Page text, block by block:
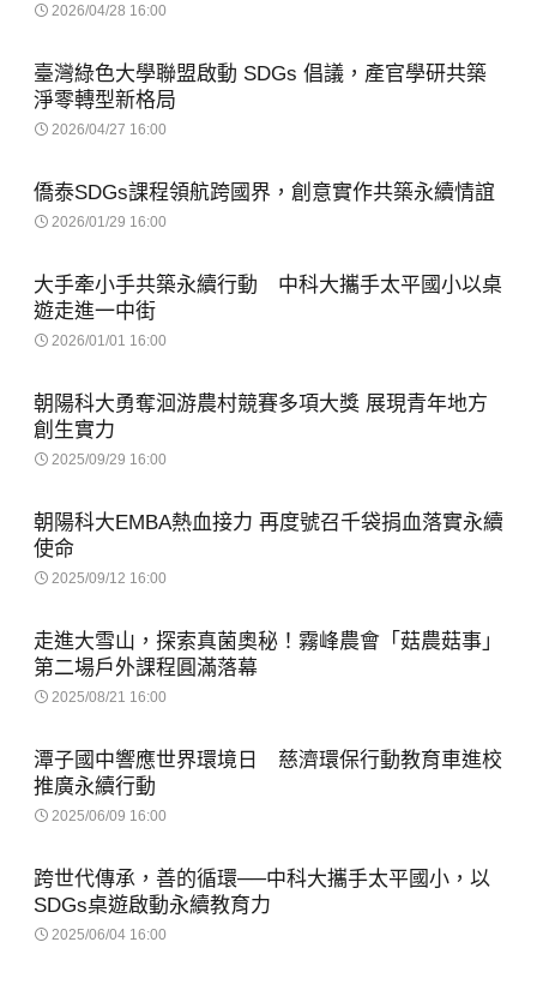
2026/04/28 16:00
臺灣綠色大學聯盟啟動 SDGs 倡議，產官學研共築
淨零轉型新格局
2026/04/27 16:00
僑泰SDGs課程領航跨國界，創意實作共築永續情誼
2026/01/29 16:00
大手牽小手共築永續行動 中科大攜手太平國小以桌
遊走進一中街
2026/01/01 16:00
朝陽科大勇奪洄游農村競賽多項大獎 展現青年地方
創生實力
2025/09/29 16:00
朝陽科大EMBA熱血接力 再度號召千袋捐血落實永續
使命
2025/09/12 16:00
走進大雪山，探索真菌奧秘！霧峰農會「菇農菇事」
第二場戶外課程圓滿落幕
2025/08/21 16:00
潭子國中響應世界環境日 慈濟環保行動教育車進校
推廣永續行動
2025/06/09 16:00
跨世代傳承，善的循環──中科大攜手太平國小，以
SDGs桌遊啟動永續教育力
2025/06/04 16:00